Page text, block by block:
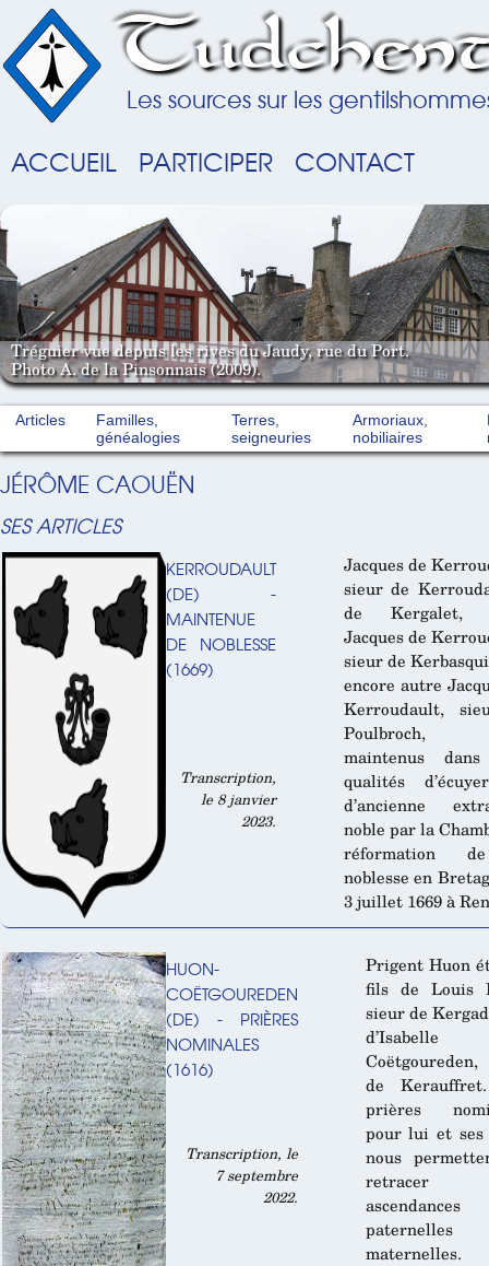
Les sources sur les
ACCUEIL PARTICIPER CONTACT
Tréguier vue depuis les rives du Jaudy, rue du Port.
Photo A. de la Pinsonnais (2009).
Articles
Familles,
généalogies
Terres,
seigneuries
Armoriaux,
nobiliaires
JÉRÔME CAOUËN
SES ARTICLES
KERROUDAULT
(DE) -
MAINTENUE
DE NOBLESSE
(1669)
Transcription,
le 8 janvier
2023.
Jacques de
sieur de
de Kergalet,
Jacques de
sieur de
encore autre
Kerroudault,
Poulbroch,
maintenus
qualités
d’ancienne
noble par la
réformation
noblesse en
3 juillet 1669 à
HUON-
COËTGOUREDEN
(DE) - PRIÈRES
NOMINALES
(1616)
Transcription, le
7 septembre
2022.
Prigent Huon
fils de Louis
sieur de
Coëtgoureden,
de
prières
pour lui et ses
nous
retracer
ascendances
maternelles.